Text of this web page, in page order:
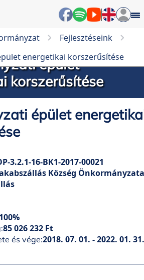
Fejlesztéseink
energetikai korszerűsítése
épület
korszerűsítése
épület
3.2.1-16-BK1-2017-00021
Község Önkormányzata
100%
85 026 232 Ft
és vége:2018. 07. 01. - 2022. 01. 31.